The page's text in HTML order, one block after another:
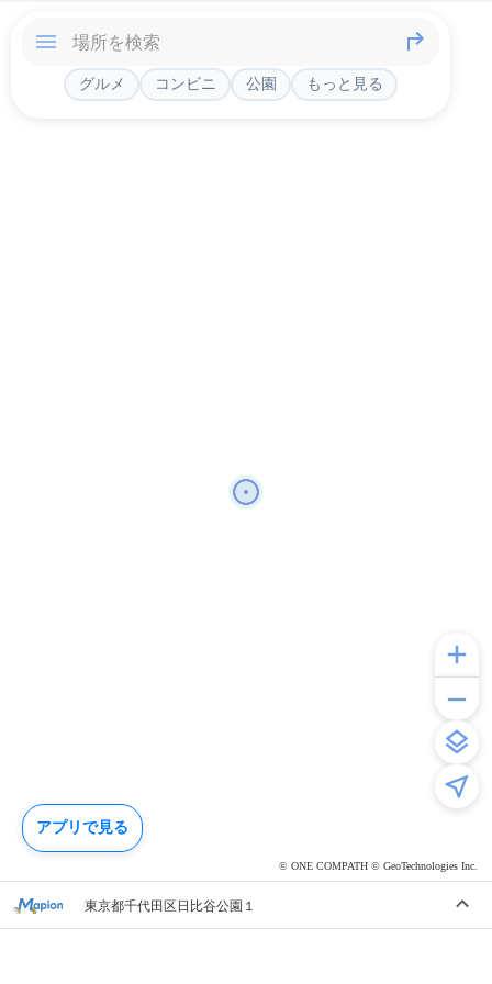
© ONE COMPATH © GeoTechnologies Inc.
グルメ コンビニ 公園 もっと見る
東京都千代田区日比谷公園１
アプリで見る